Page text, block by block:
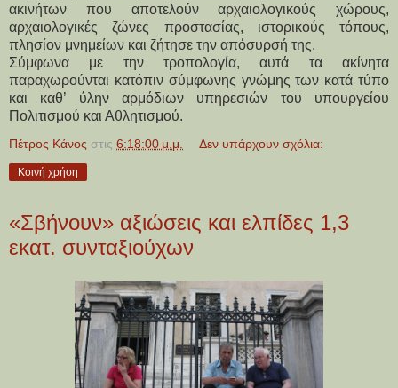
ακινήτων που αποτελούν αρχαιολογικούς χώρους,
αρχαιολογικές ζώνες προστασίας, ιστορικούς τόπους,
πλησίον μνημείων και ζήτησε την απόσυρσή της.
Σύμφωνα με την τροπολογία, αυτά τα ακίνητα
παραχωρούνται κατόπιν σύμφωνης γνώμης των κατά τύπο
και καθ’ ύλην αρμόδιων υπηρεσιών του υπουργείου
Πολιτισμού και Αθλητισμού.
Πέτρος Κάνος στις 6:18:00 μ.μ. Δεν υπάρχουν σχόλια:
Κοινή χρήση
«Σβήνουν» αξιώσεις και ελπίδες 1,3
εκατ. συνταξιούχων